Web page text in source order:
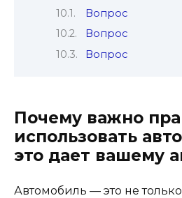
Вопрос
Вопрос
Вопрос
Почему важно
использовать
это дает вашему
Автомобиль — это не